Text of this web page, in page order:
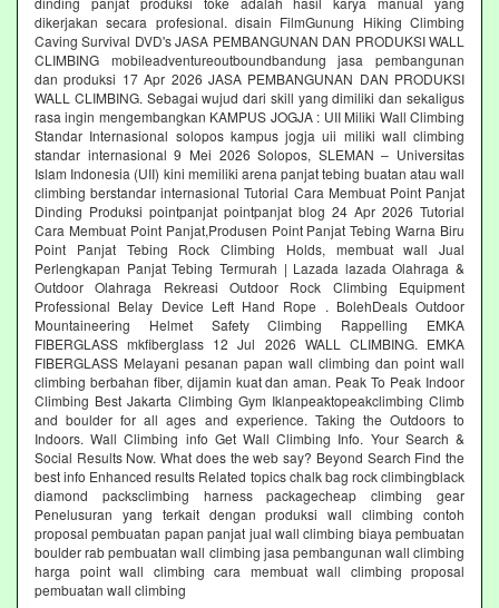
dikerjakan secara profesional. disain FilmGunung Hiking Climbing
Caving Survival DVD's JASA PEMBANGUNAN DAN PRODUKSI WALL
CLIMBING mobileadventureoutboundbandung jasa pembangunan
dan produksi 17 Apr 2026 JASA PEMBANGUNAN DAN PRODUKSI
WALL CLIMBING. Sebagai wujud dari skill yang dimiliki dan sekaligus
rasa ingin mengembangkan KAMPUS JOGJA : UII Miliki Wall Climbing
Standar Internasional solopos kampus jogja uii miliki wall climbing
standar internasional 9 Mei 2026 Solopos, SLEMAN – Universitas
Islam Indonesia (UII) kini memiliki arena panjat tebing buatan atau wall
climbing berstandar internasional Tutorial Cara Membuat Point Panjat
Dinding Produksi pointpanjat pointpanjat blog 24 Apr 2026 Tutorial
Cara Membuat Point Panjat,Produsen Point Panjat Tebing Warna Biru
Point Panjat Tebing Rock Climbing Holds, membuat wall Jual
Perlengkapan Panjat Tebing Termurah | Lazada lazada Olahraga &
Outdoor Olahraga Rekreasi Outdoor Rock Climbing Equipment
Professional Belay Device Left Hand Rope . BolehDeals Outdoor
Mountaineering Helmet Safety Climbing Rappelling EMKA
FIBERGLASS mkfiberglass 12 Jul 2026 WALL CLIMBING. EMKA
FIBERGLASS Melayani pesanan papan wall climbing dan point wall
climbing berbahan fiber, dijamin kuat dan aman. Peak To Peak Indoor
Climbing Best Jakarta Climbing Gym‎ Iklanpeaktopeakclimbing Climb
and boulder for all ages and experience. Taking the Outdoors to
Indoors. Wall Climbing‎ info Get Wall Climbing Info. Your Search &
Social Results Now. What does the web say? Beyond Search Find the
best info Enhanced results Related topics chalk bag rock climbingblack
diamond packsclimbing harness packagecheap climbing gear
Penelusuran yang terkait dengan produksi wall climbing contoh
proposal pembuatan papan panjat jual wall climbing biaya pembuatan
boulder rab pembuatan wall climbing jasa pembangunan wall climbing
harga point wall climbing cara membuat wall climbing proposal
pembuatan wall climbing